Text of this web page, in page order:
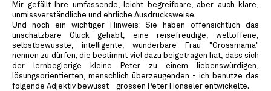
Mir gefällt Ihre umfassende, leicht begreifbare, aber auch klare,
unmissverständliche und ehrliche Ausdrucksweise.
Und noch ein wichtiger Hinweis: Sie haben offensichtlich das
unschätzbare Glück gehabt, eine reisefreudige, weltoffene,
selbstbewusste, intelligente, wunderbare Frau "Grossmama"
nennen zu dürfen, die bestimmt viel dazu beigetragen hat, dass sich
der lernbegierige kleine Peter zu einem liebenswürdigen,
lösungsorientierten, menschlich überzeugenden - ich benutze das
folgende Adjektiv bewusst - grossen Peter Hönseler entwickelte.